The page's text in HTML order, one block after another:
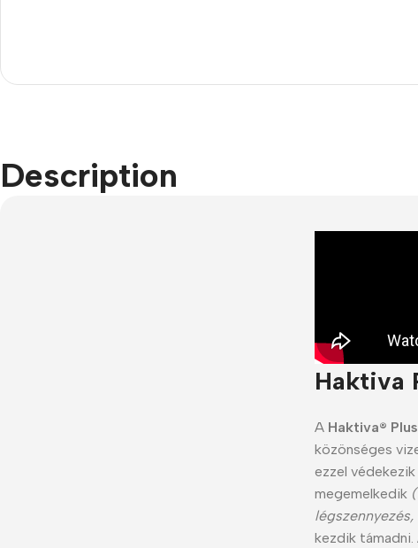
Description
Haktiva
A Haktiva®
közönséges
ezzel védekezik
megemelkedik
kezdik